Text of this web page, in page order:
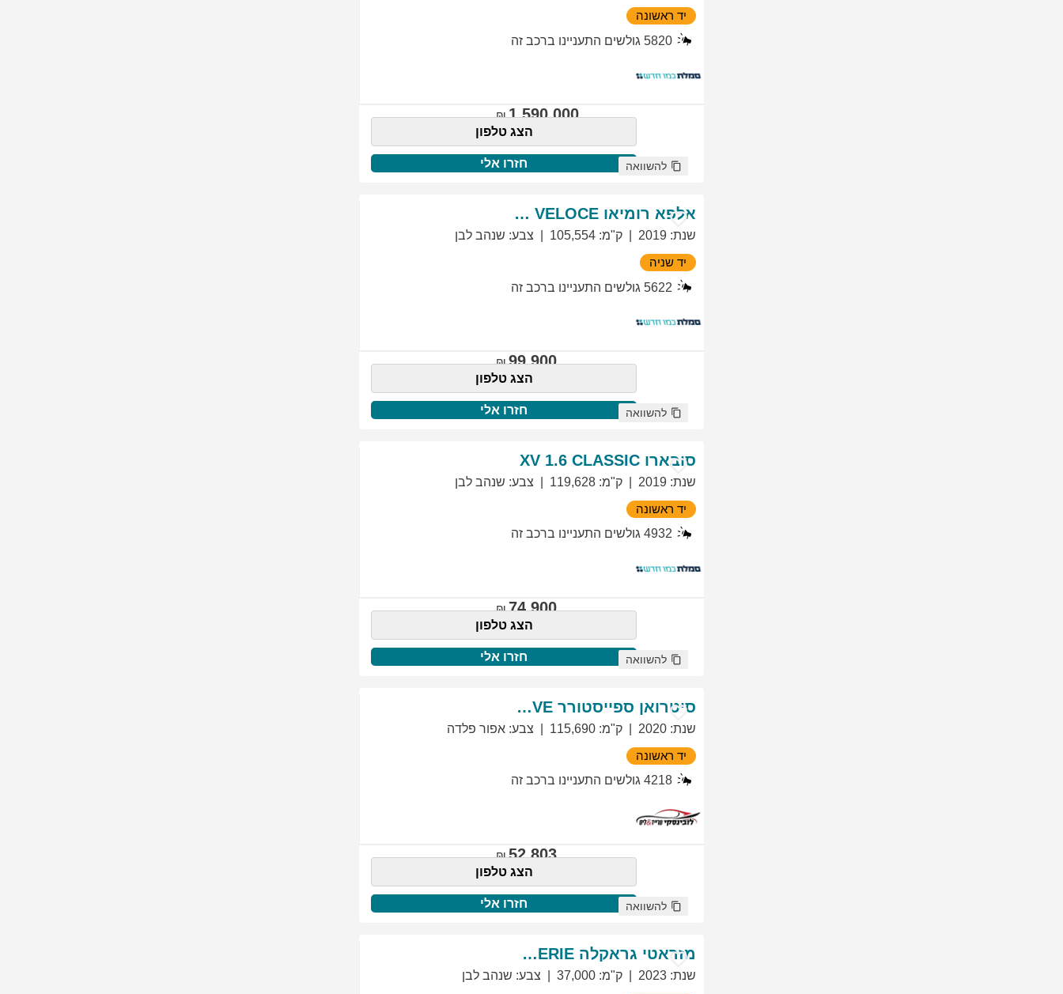
יד ראשונה
5820 גולשים התעניינו ברכב זה
1,590,000
הצג טלפון
חזרו אלי להשוואה
אלפא רומיאו GIULIETTA VELOCE
שנת:
2019 ק"מ:
105,554 צבע: שנהב לבן
יד שניה
5622 גולשים התעניינו ברכב זה
99,900
הצג טלפון
חזרו אלי להשוואה
סובארו XV 1.6 CLASSIC
שנת:
2019 ק"מ:
119,628 צבע: שנהב לבן
יד ראשונה
4932 גולשים התעניינו ברכב זה
74,900
הצג טלפון
חזרו אלי להשוואה
סיטרואן ספייסטורר EXCLUSIVE
שנת:
2020 ק"מ:
115,690 צבע: אפור פלדה
יד ראשונה
4218 גולשים התעניינו ברכב זה
52,803
הצג טלפון
חזרו אלי להשוואה
מזראטי גראקלה PRIMASERIE
שנת:
2023 ק"מ:
37,000 צבע: שנהב לבן